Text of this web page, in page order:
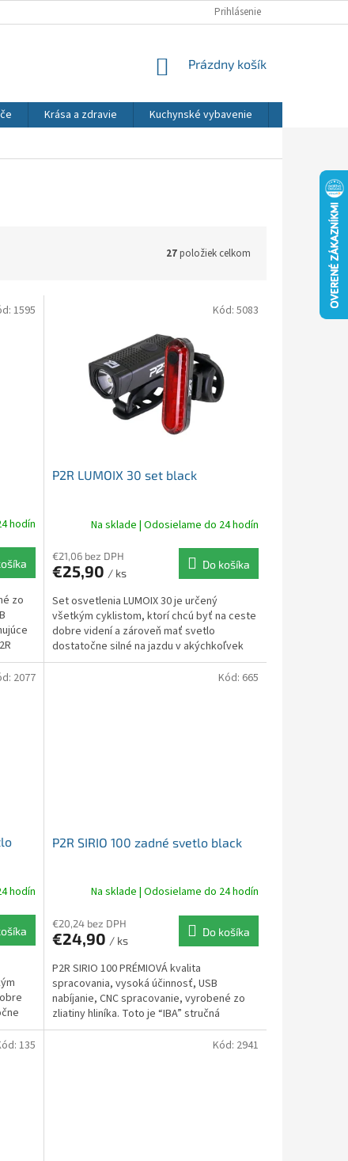
PODMIENKY OCHRANA OSOBNÝCH ÚDAJOV REKLAMÁCIE
Prihlásenie
NÁKUPNÝ
Prázdny košík
Krása a zdravie Kuchynské vybavenie
27položiek celkom
hodín
zo
1595
P2R LUMOIX 30 set black
Na sklade | Odosielame do 24 hodín
€21,06 bez DPH
€25,90 / ks
Do košíka
Set osvetlenia LUMOIX 30 je určený
všetkým cyklistom, ktorí chcú byť na ceste
dobre videní a zároveň mať svetlo
dostatočne silné na jazdu v akýchkoľvek
svetelných...
Kód: 5083
hodín
2077
P2R SIRIO 100 zadné svetlo black
Na sklade | Odosielame do 24 hodín
€20,24 bez DPH
€24,90 / ks
Do košíka
P2R SIRIO 100 PRÉMIOVÁ kvalita
spracovania, vysoká účinnosť, USB
nabíjanie, CNC spracovanie, vyrobené zo
zliatiny hliníka. Toto je “IBA” stručná
charakteristika toho, čo...
Kód: 665
135 Kód: 2941